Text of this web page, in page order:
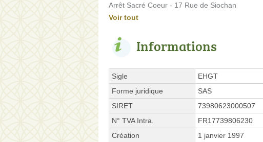
Arrêt Sacré Coeur - 17 Rue de Siochan
Voir tout
Informations
Sigle
EHGT
Forme juridique
SAS
SIRET
73980623000507
N° TVA Intra.
FR17739806230
Création
1 janvier 1997